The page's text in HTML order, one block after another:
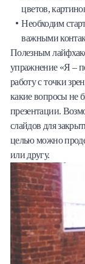
цветов,
Необходим
важными
Полезным
упражнение «Я –
работу с точки
какие вопросы не
презентации.
слайдов для
целью можно
или другу.